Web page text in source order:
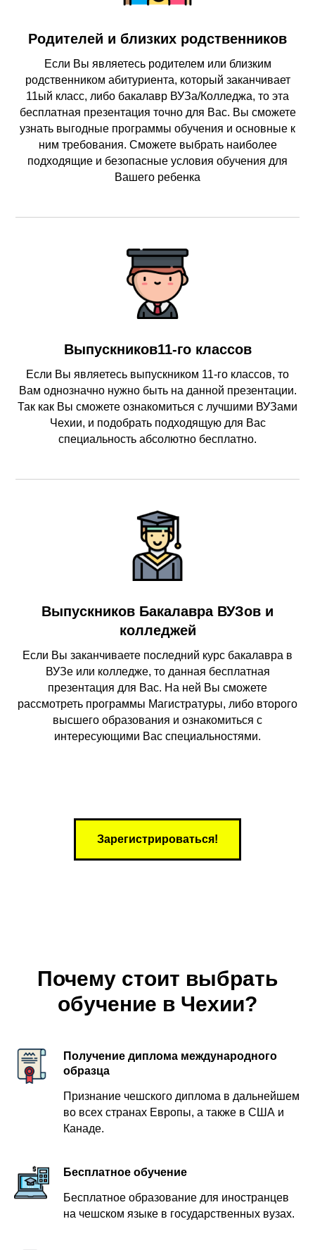
Родителей и близких родственников
Если Вы являетесь родителем или близким
родственником абитуриента, который заканчивает
11ый класс, либо бакалавр ВУЗа/Колледжа, то эта
бесплатная презентация точно для Вас. Вы сможете
узнать выгодные программы обучения и основные к
ним требования. Сможете выбрать наиболее
подходящие и безопасные условия обучения для
Вашего ребенка
Выпускников11-го классов
Если Вы являетесь выпускником 11-го классов, то
Вам однозначно нужно быть на данной презентации.
Так как Вы сможете ознакомиться с лучшими ВУЗами
Чехии, и подобрать подходящую для Вас
специальность абсолютно бесплатно.
Выпускников Бакалавра ВУЗов и
колледжей
Если Вы заканчиваете последний курс бакалавра в
ВУЗе или колледже, то данная бесплатная
презентация для Вас. На ней Вы сможете
рассмотреть программы Магистратуры, либо второго
высшего образования и ознакомиться с
интересующими Вас специальностями.
Зарегистрироваться!
Почему стоит выбрать
обучение в Чехии?
Получение диплома международного
образца
Признание чешского диплома в дальнейшем
во всех странах Европы, а также в США и
Канаде.
Бесплатное обучение
Бесплатное образование для иностранцев
на чешском языке в государственных вузах.